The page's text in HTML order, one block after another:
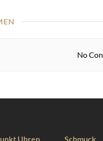
No
Uhren Schmuck